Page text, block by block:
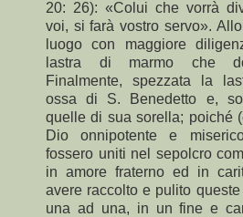
20: 26): «Colui che vorrà
voi, si farà vostro servo».
luogo con maggiore
lastra di marmo che
Finalmente, spezzata la
ossa di S. Benedetto e,
quelle di sua sorella; poiché
Dio onnipotente e
fossero uniti nel sepolcro
in amore fraterno ed in
avere raccolto e pulito
una ad una, in un fine e